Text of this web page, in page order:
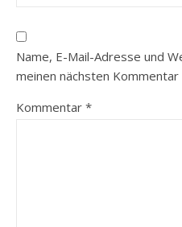
Name, E-Mail-Adresse und
meinen nächsten Kommentar
Kommentar *